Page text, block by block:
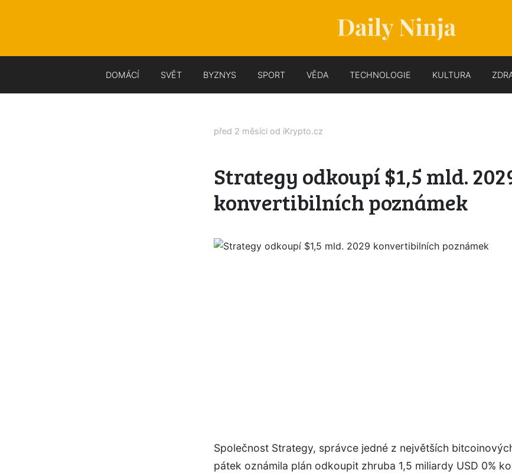
DOMÁCÍ SVĚT BYZNYS SPORT VĚDA TECHNOLOGIE KULTURA
před 2 měsíci od iKrypto.cz
Strategy odkoupí $1,5 mld.
konvertibilních poznámek
Společnost Strategy, správce jedné z největších
pátek oznámila plán odkoupit zhruba 1,5 miliardy USD 0%